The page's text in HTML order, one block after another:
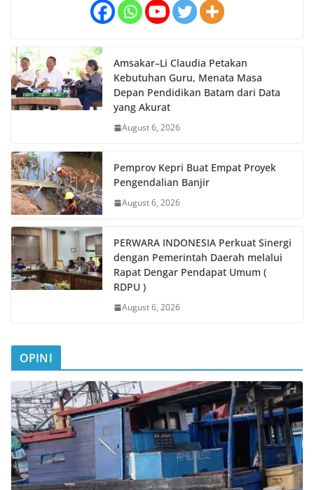
Amsakar–Li Claudia Petakan
Kebutuhan Guru, Menata Masa
Depan Pendidikan Batam dari Data
yang Akurat
August 6, 2026
Pemprov Kepri Buat Empat Proyek
Pengendalian Banjir
August 6, 2026
PERWARA INDONESIA Perkuat Sinergi
dengan Pemerintah Daerah melalui
Rapat Dengar Pendapat Umum (
RDPU )
August 6, 2026
OPINI